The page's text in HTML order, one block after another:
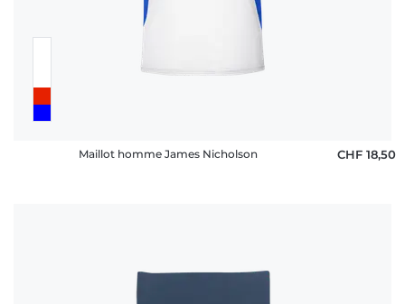
Maillot homme James Nicholson CHF 18,50